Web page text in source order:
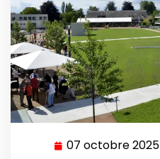
07 octobre 2025